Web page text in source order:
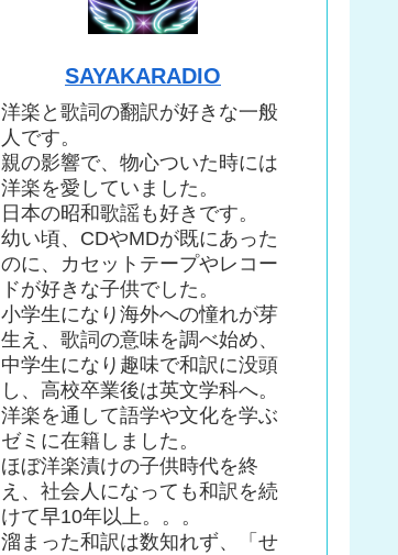
SAYAKARADIO
洋楽と歌詞の翻訳が好きな一般
人です。
親の影響で、物心ついた時には
洋楽を愛していました。
日本の昭和歌謡も好きです。
幼い頃、CDやMDが既にあった
のに、カセットテープやレコー
ドが好きな子供でした。
小学生になり海外への憧れが芽
生え、歌詞の意味を調べ始め、
中学生になり趣味で和訳に没頭
し、高校卒業後は英文学科へ。
洋楽を通して語学や文化を学ぶ
ゼミに在籍しました。
ほぼ洋楽漬けの子供時代を終
え、社会人になっても和訳を続
けて早10年以上。。。
溜まった和訳は数知れず、「せ